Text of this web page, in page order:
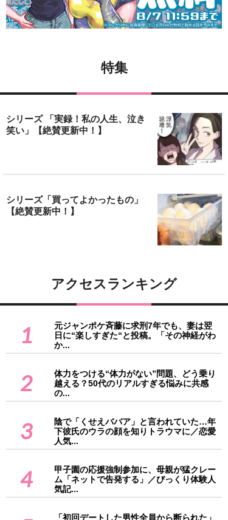
特集
シリーズ 「実録！私の人生、泣き
笑い」【絶賛更新中！】
シリーズ「買ってよかったもの」
【絶賛更新中！】
アクセスランキング
1
元ジャンポケ斉藤に求刑7年でも、妻は翌
日に“楽しすぎた“と投稿。「その神経がわ
か...
2
体力をつける“体力がない”問題、どう乗り
越える？50代のリアルすぎる悩みに共感
の...
3
陰で「くせえババア」と言われていた…年
下彼氏のウラの顔を知りトラウマに／恋愛
人気...
4
甲子園の応援強制参加に、母親が猛クレー
ム「ネットで告発する」／びっくり体験人
気記...
「初回デートした男性全員から断られた」